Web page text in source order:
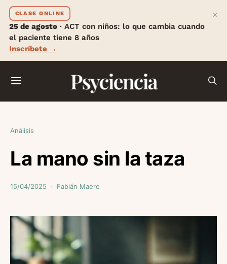
CLASE ONLINE
25 de agosto · ACT con niños: lo que cambia cuando
el paciente tiene 8 años
Inscríbete →
×
Psyciencia
Análisis
La mano sin la taza
15/04/2025 Fabián Maero